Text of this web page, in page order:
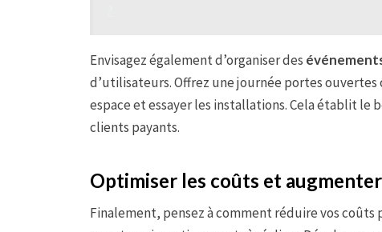
Envisagez également d’organiser des
d’utilisateurs. Offrez une journée portes
espace et essayer les installations. Cela établit
clients payants.
Optimiser les coûts et
Finalement, pensez à comment réduire vos